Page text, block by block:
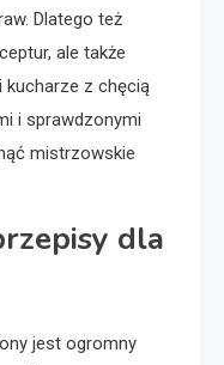
Dlatego też
ale także
z chęcią
i sprawdzonymi
mistrzowskie
dla
jest ogromny